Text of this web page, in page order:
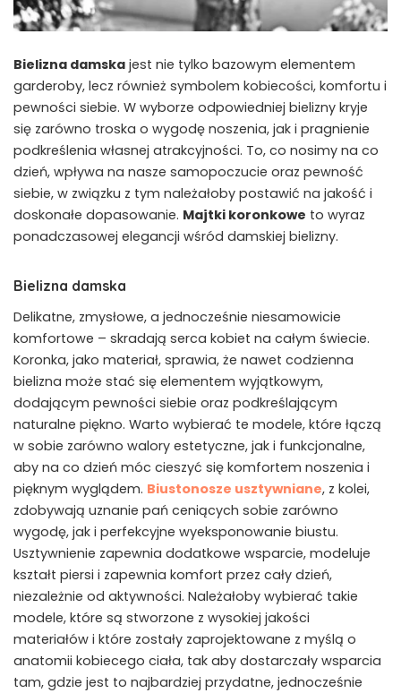
Bielizna damska jest nie tylko bazowym elementem
garderoby, lecz również symbolem kobiecości, komfortu i
pewności siebie. W wyborze odpowiedniej bielizny kryje
się zarówno troska o wygodę noszenia, jak i pragnienie
podkreślenia własnej atrakcyjności. To, co nosimy na co
dzień, wpływa na nasze samopoczucie oraz pewność
siebie, w związku z tym należałoby postawić na jakość i
doskonałe dopasowanie. Majtki koronkowe to wyraz
ponadczasowej elegancji wśród damskiej bielizny.
Bielizna damska
Delikatne, zmysłowe, a jednocześnie niesamowicie
komfortowe – skradają serca kobiet na całym świecie.
Koronka, jako materiał, sprawia, że nawet codzienna
bielizna może stać się elementem wyjątkowym,
dodającym pewności siebie oraz podkreślającym
naturalne piękno. Warto wybierać te modele, które łączą
w sobie zarówno walory estetyczne, jak i funkcjonalne,
aby na co dzień móc cieszyć się komfortem noszenia i
pięknym wyglądem. Biustonosze usztywniane, z kolei,
zdobywają uznanie pań ceniących sobie zarówno
wygodę, jak i perfekcyjne wyeksponowanie biustu.
Usztywnienie zapewnia dodatkowe wsparcie, modeluje
kształt piersi i zapewnia komfort przez cały dzień,
niezależnie od aktywności. Należałoby wybierać takie
modele, które są stworzone z wysokiej jakości
materiałów i które zostały zaprojektowane z myślą o
anatomii kobiecego ciała, tak aby dostarczały wsparcia
tam, gdzie jest to najbardziej przydatne, jednocześnie